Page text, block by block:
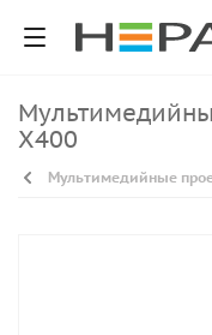
Мультимедийный проектор Optoma
X400
Мультимедийные